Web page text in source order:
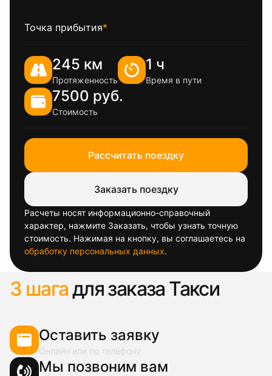
Точка прибытия*
245 км
Протяженность
1 ч
Время в пути
7500 руб.
Стоимость
Рассчитать поездку
Заказать поездку
Расчеты носят информационно-справочный
характер, нажмите Заказать, чтобы узнать точную
стоимость. Нажимая на кнопку, вы соглашаетесь на
обработку персональных данных.
3 шагадля заказа Такси
Оставить заявку
Онлайн или по телефону
Мы позвоним вам